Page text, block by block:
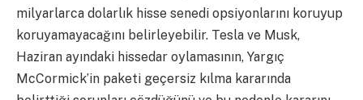
milyarlarca dolarlık hisse senedi opsiyonlarını koruyup
koruyamayacağını belirleyebilir. Tesla ve Musk,
Haziran ayındaki hissedar oylamasının, Yargıç
McCormick’in paketi geçersiz kılma kararında